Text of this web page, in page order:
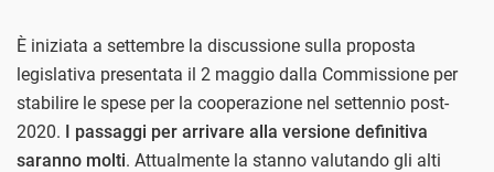
È iniziata a settembre la discussione sulla proposta
legislativa presentata il 2 maggio dalla Commissione per
stabilire le spese per la cooperazione nel settennio post-
2020. I passaggi per arrivare alla versione definitiva
saranno molti. Attualmente la stanno valutando gli alti